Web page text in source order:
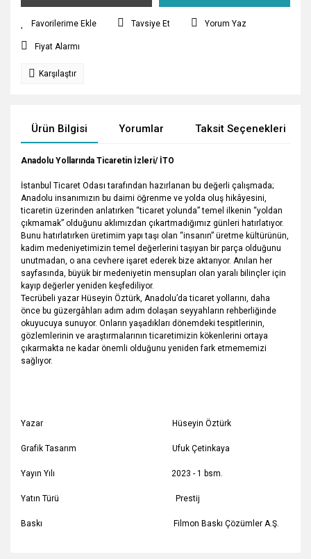
Tavsiye Et Yorum Yaz
Fiyat Alarmı
Karşılaştır
Ürün Bilgisi Yorumlar Taksit Seçenekleri
Anadolu Yollarında Ticaretin İzleri/ İTO
İstanbul Ticaret Odası tarafından hazırlanan bu değerli çalışmada;
Anadolu insanımızın bu daimi öğrenme ve yolda oluş hikâyesini,
ticaretin üzerinden anlatırken “ticaret yolunda” temel ilkenin “yoldan
çıkmamak” olduğunu aklımızdan çıkartmadığımız günleri hatırlatıyor.
Bunu hatırlatırken üretimim yapı taşı olan “insanın” üretme kültürünün,
kadim medeniyetimizin temel değerlerini taşıyan bir parça olduğunu
unutmadan, o ana cevhere işaret ederek bize aktarıyor. Anılan her
sayfasında, büyük bir medeniyetin mensupları olan yaralı bilinçler için
kayıp değerler yeniden keşfediliyor.
Tecrübeli yazar Hüseyin Öztürk, Anadolu’da ticaret yollarını, daha
önce bu güzergâhları adım adım dolaşan seyyahların rehberliğinde
okuyucuya sunuyor. Onların yaşadıkları dönemdeki tespitlerinin,
gözlemlerinin ve araştırmalarının ticaretimizin kökenlerini ortaya
çıkarmakta ne kadar önemli olduğunu yeniden fark etmememizi
sağlıyor.
Yazar Hüseyin Öztürk
Grafik Tasarım Ufuk Çetinkaya
Yayın Yılı 2023 - 1 bsm.
Yatın Türü Prestij
Baskı Filmon Baskı Çözümler A.Ş.